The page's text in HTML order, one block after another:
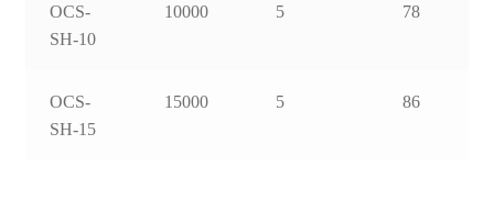
OCS-
SH-10
10000 5 78
OCS-
SH-15
15000 5 86